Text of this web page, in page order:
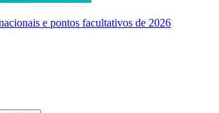
e pontos facultativos de 2026